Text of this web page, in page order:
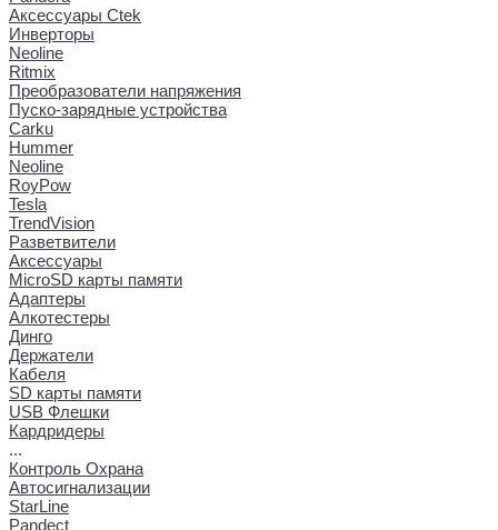
Аксессуары Ctek
Инверторы
Neoline
Ritmix
Преобразователи напряжения
Пуско-зарядные устройства
Carku
Hummer
Neoline
RoyPow
Tesla
TrendVision
Разветвители
Аксессуары
MicroSD карты памяти
Адаптеры
Алкотестеры
Динго
Держатели
Кабеля
SD карты памяти
USB Флешки
Кардридеры
...
Контроль Охрана
Автосигнализации
StarLine
Pandect